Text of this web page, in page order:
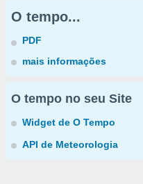
O tempo...
PDF
mais informações
O tempo no seu Site
Widget de O Tempo
API de Meteorologia